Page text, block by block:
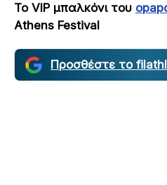
Το VIP μπαλκόνι του
Athens Festival
Προσθέστε το